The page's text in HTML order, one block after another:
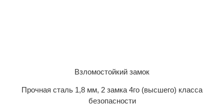
Взломостойкий замок
Прочная сталь 1,8 мм, 2 замка 4го (высшего) класса
безопасности